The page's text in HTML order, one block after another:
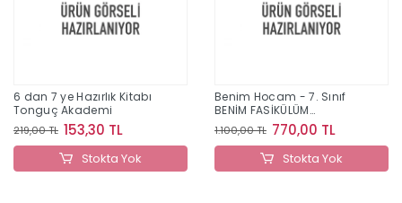
6 dan 7 ye Hazırlık Kitabı
Tonguç Akademi
219,00 TL 153,30 TL
Stokta Yok
Benim Hocam - 7. Sınıf
BENİM FASİKÜLÜM
MATEMATİK
1.100,00 TL 770,00 TL
Stokta Yok